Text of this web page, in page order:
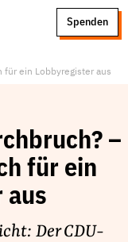
Spenden
für ein Lobbyregister aus
–
für ein
aus
Der CDU-